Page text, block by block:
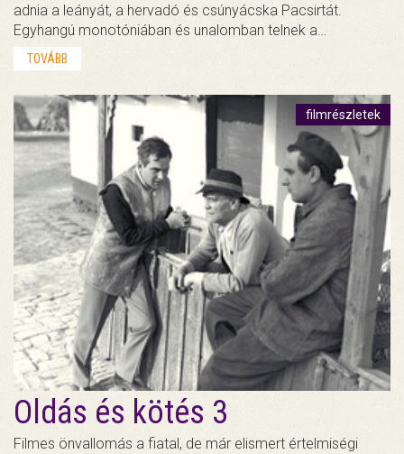
adnia a leányát, a hervadó és csúnyácska Pacsirtát.
Egyhangú monotóniában és unalomban telnek a…
TOVÁBB
filmrészletek
Oldás és kötés 3
Filmes önvallomás a fiatal, de már elismert értelmiségi